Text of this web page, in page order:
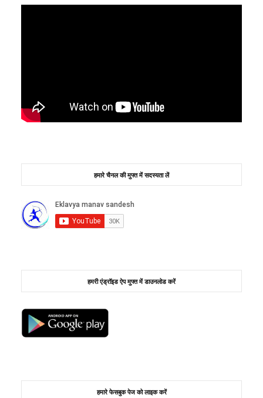
हमारे चैनल की मुफ्त में सदस्यता लें
हमरी एंड्रॉइड ऐप मुफ्त में डाउनलोड करें
हमारे फेसबुक पेज को लाइक करें